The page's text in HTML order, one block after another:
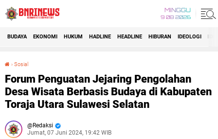
MINGGU
9 08 2026
BUDAYA EKONOMI HUKUM HADLINE HEADLINE HIBURAN IDEOLOGI
› Sosial
Forum Penguatan Jejaring Pengolahan
Desa Wisata Berbasis Budaya di Kabupaten
Toraja Utara Sulawesi Selatan
Redaksi
Jumat, 07 Juni 2024, 19:42 WIB